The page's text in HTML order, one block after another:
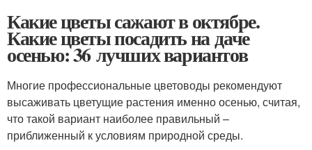
Какие цветы сажают в октябре.
Какие цветы посадить на даче
осенью: 36 лучших вариантов
Многие профессиональные цветоводы рекомендуют
высаживать цветущие растения именно осенью, считая,
что такой вариант наиболее правильный –
приближенный к условиям природной среды.